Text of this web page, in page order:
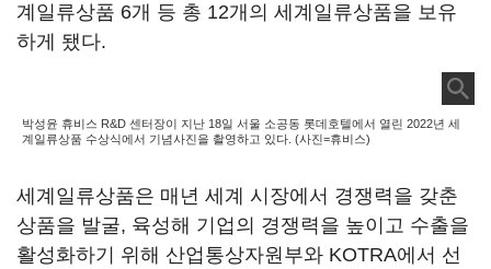
계일류상품 6개 등 총 12개의 세계일류상품을 보유
하게 됐다.
박성윤 휴비스 R&D 센터장이 지난 18일 서울 소공동 롯데호텔에서 열린 2022년 세
계일류상품 수상식에서 기념사진을 촬영하고 있다. (사진=휴비스)
세계일류상품은 매년 세계 시장에서 경쟁력을 갖춘
상품을 발굴, 육성해 기업의 경쟁력을 높이고 수출을
활성화하기 위해 산업통상자원부와 KOTRA에서 선